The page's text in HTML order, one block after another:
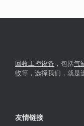
回收工控设备 ，包括气
收等，选择我们，就是
友情链接